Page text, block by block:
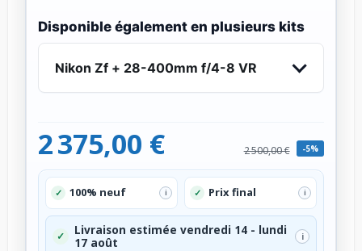
Disponible également en plusieurs kits
Nikon Zf + 28-400mm f/4-8 VR
2 375,00 € 2 500,00 € -5%
✓ 100% neuf i ✓ Prix final i
✓
Livraison estimée vendredi 14 - lundi
17 août
i